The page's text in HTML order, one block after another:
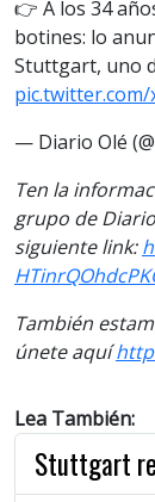
👉 A los 34
botines: lo
Stuttgart, uno
pic.twitter.com/
— Diario Olé
Ten la
grupo de
siguiente link:
También
únete aquí
Lea También:
Stuttgart